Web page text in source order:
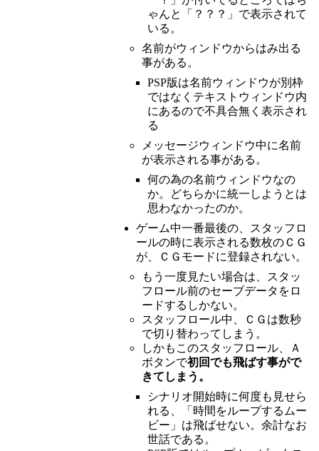
ゃんと「？？？」で表示されて
いる。
名前がウィンドウからはみ出る
事がある。
PSP版は名前ウィンドウが別枠
ではなくテキストウィンドウ内
にあるので不具合無く表示され
る
メッセージウィンドウ中に名前
が表示される事がある。
何の為の名前ウィンドウなの
か。どちらかに統一しようとは
思わなかったのか。
ゲーム中一番最後の、スタッフロ
ールの時に表示される数枚のＣＧ
が、ＣＧモードに登録されない。
もう一度見たい場合は、スタッ
フロール前のセーブデータをロ
ードするしかない。
スタッフロール中、ＣＧは数秒
で切り替わってしまう。
しかもこのスタッフロール、Ａ
ボタンで初回でも飛ばす事がで
きてしまう。
シナリオ開始時に何度も見せら
れる、「時間をループするムー
ビー」は飛ばせない。余計なお
世話である。